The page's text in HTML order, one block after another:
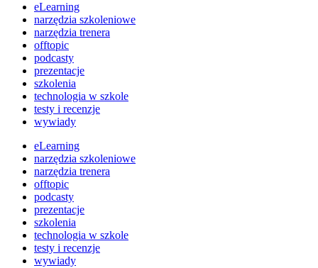
eLearning
narzędzia szkoleniowe
narzędzia trenera
offtopic
podcasty
prezentacje
szkolenia
technologia w szkole
testy i recenzje
wywiady
eLearning
narzędzia szkoleniowe
narzędzia trenera
offtopic
podcasty
prezentacje
szkolenia
technologia w szkole
testy i recenzje
wywiady